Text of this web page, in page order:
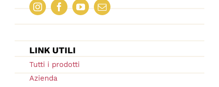
LINK UTILI
Tutti i prodotti
Azienda